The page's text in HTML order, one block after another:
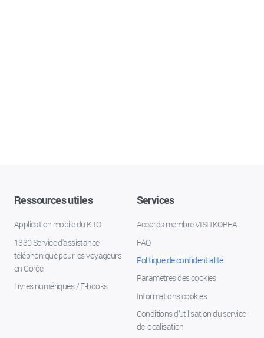
Ressources utiles
Application mobile du KTO
1330 Service d'assistance
téléphonique pour les voyageurs
en Corée
Livres numériques / E-books
Services
Accords membre VISITKOREA
FAQ
Politique de confidentialité
Paramètres des cookies
Informations cookies
Conditions d’utilisation du service
de localisation